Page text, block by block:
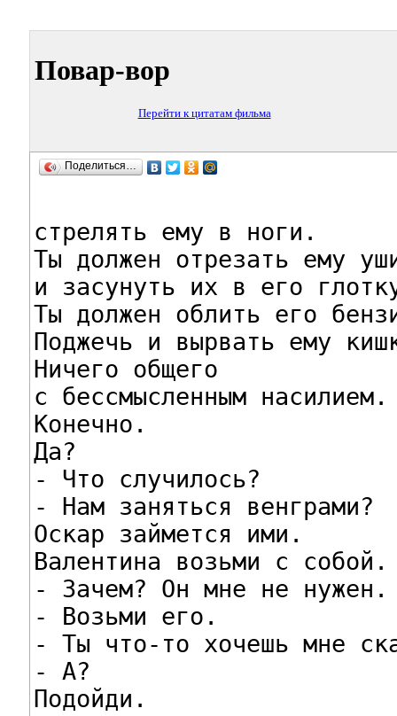
Повар-вор
Перейти к цитатам фильма
Поделиться…
стрелять ему в ноги.
Ты должен отрезать ему
и засунуть их в его
Ты должен облить его
Поджечь и вырвать ему
Ничего общего
с бессмысленным насилием.
Конечно.
Да?
- Что случилось?
- Нам заняться венграми?
Оскар займется ими.
Валентина возьми с собой.
- Зачем? Он мне не нужен.
- Возьми его.
- Ты что-то хочешь мне
- А?
Подойди.